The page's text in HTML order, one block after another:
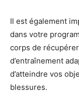
Il est également
dans votre
corps de
d’entraînement
d’atteindre vos
blessures.